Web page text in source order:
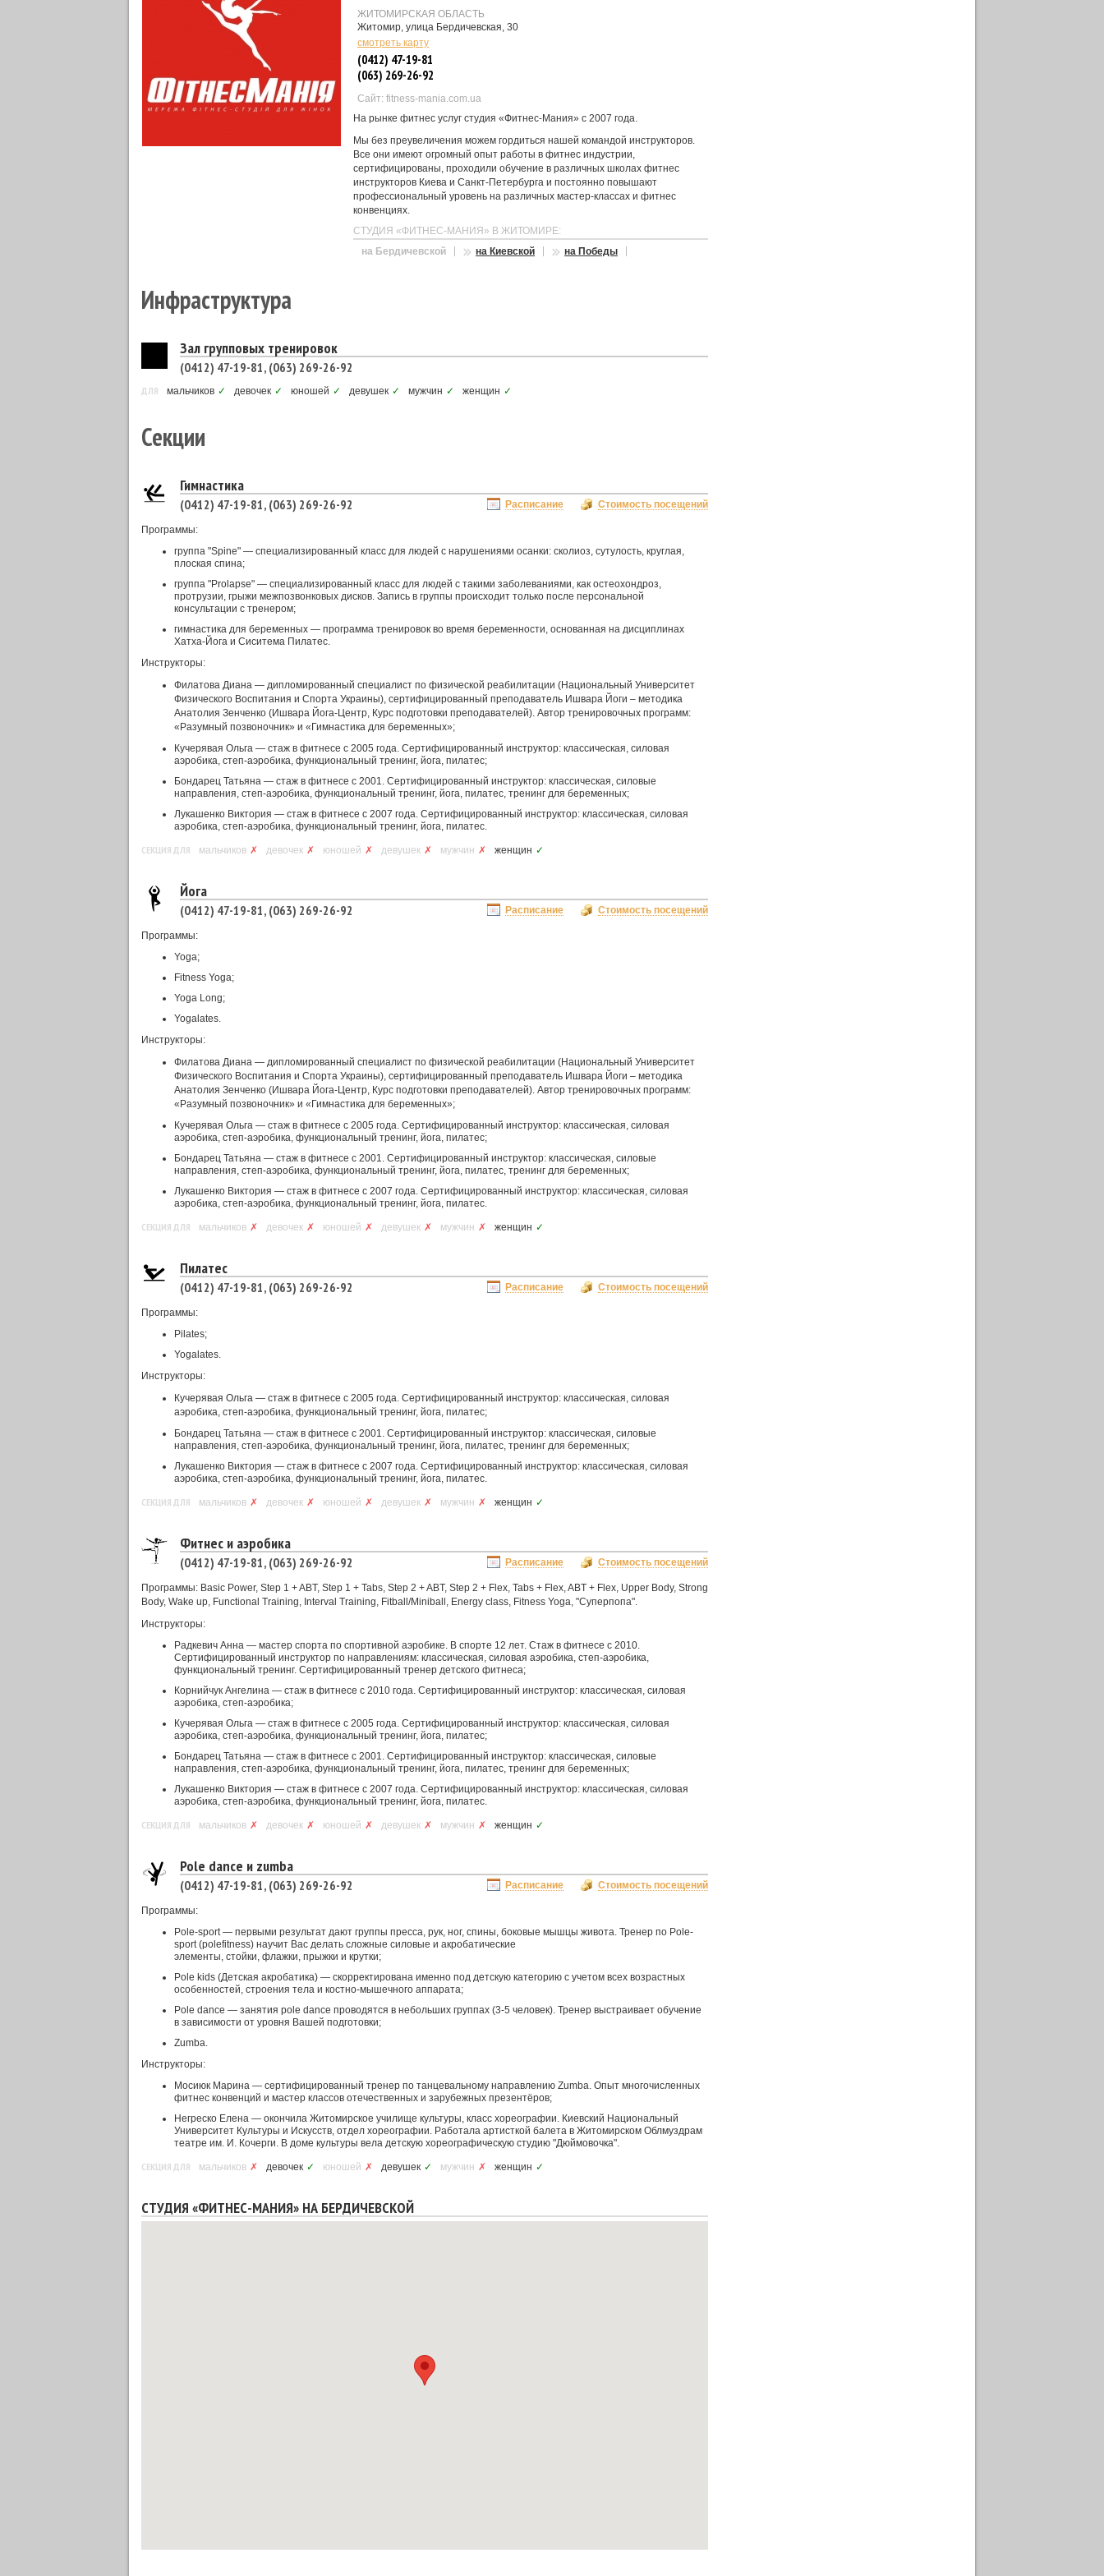
ЖИТОМИРСКАЯ ОБЛАСТЬ
Житомир, улица Бердичевская, 30
смотреть карту
(0412) 47-19-81
(063) 269-26-92
Сайт: fitness-mania.com.ua
На рынке фитнес услуг студия «Фитнес-Мания» с 2007 года.
Мы без преувеличения можем гордиться нашей командой инструкторов.
Все они имеют огромный опыт работы в фитнес индустрии,
сертифицированы, проходили обучение в различных школах фитнес
инструкторов Киева и Санкт-Петербурга и постоянно повышают
профессиональный уровень на различных мастер-классах и фитнес
конвенциях.
СТУДИЯ «ФИТНЕС-МАНИЯ» В ЖИТОМИРЕ:
на Бердичевской
на Киевской на Победы
Инфраструктура
Зал групповых тренировок
(0412) 47-19-81, (063) 269-26-92
ДЛЯ мальчиков ✓ девочек ✓ юношей ✓ девушек ✓ мужчин ✓ женщин ✓
Секции
Гимнастика
Стоимость посещений
Расписание
(0412) 47-19-81, (063) 269-26-92
Программы:
группа "Spine" — специализированный класс для людей с нарушениями осанки: сколиоз, сутулость, круглая,
плоская спина;
группа "Prolapse" — специализированный класс для людей с такими заболеваниями, как остеохондроз,
протрузии, грыжи межпозвонковых дисков. Запись в группы происходит только после персональной
консультации с тренером;
гимнастика для беременных — программа тренировок во время беременности, основанная на дисциплинах
Хатха-Йога и Сиситема Пилатес.
Инструкторы:
Филатова Диана — дипломированный специалист по физической реабилитации (Национальный Университет
Физического Воспитания и Спорта Украины), сертифицированный преподаватель Ишвара Йоги – методика
Анатолия Зенченко (Ишвара Йога-Центр, Курс подготовки преподавателей). Автор тренировочных программ:
«Разумный позвоночник» и «Гимнастика для беременных»;
Кучерявая Ольга — стаж в фитнесе с 2005 года. Сертифицированный инструктор: классическая, силовая
аэробика, степ-аэробика, функциональный тренинг, йога, пилатес;
Бондарец Татьяна — стаж в фитнесе с 2001. Сертифицированный инструктор: классическая, силовые
направления, степ-аэробика, функциональный тренинг, йога, пилатес, тренинг для беременных;
Лукашенко Виктория — стаж в фитнесе с 2007 года. Сертифицированный инструктор: классическая, силовая
аэробика, степ-аэробика, функциональный тренинг, йога, пилатес.
СЕКЦИЯ ДЛЯ мальчиков ✗ девочек ✗ юношей ✗ девушек ✗ мужчин ✗ женщин ✓
Йога
Стоимость посещений
Расписание
(0412) 47-19-81, (063) 269-26-92
Программы:
Yoga;
Fitness Yoga;
Yoga Long;
Yogalates.
Инструкторы:
Филатова Диана — дипломированный специалист по физической реабилитации (Национальный Университет
Физического Воспитания и Спорта Украины), сертифицированный преподаватель Ишвара Йоги – методика
Анатолия Зенченко (Ишвара Йога-Центр, Курс подготовки преподавателей). Автор тренировочных программ:
«Разумный позвоночник» и «Гимнастика для беременных»;
Кучерявая Ольга — стаж в фитнесе с 2005 года. Сертифицированный инструктор: классическая, силовая
аэробика, степ-аэробика, функциональный тренинг, йога, пилатес;
Бондарец Татьяна — стаж в фитнесе с 2001. Сертифицированный инструктор: классическая, силовые
направления, степ-аэробика, функциональный тренинг, йога, пилатес, тренинг для беременных;
Лукашенко Виктория — стаж в фитнесе с 2007 года. Сертифицированный инструктор: классическая, силовая
аэробика, степ-аэробика, функциональный тренинг, йога, пилатес.
СЕКЦИЯ ДЛЯ мальчиков ✗ девочек ✗ юношей ✗ девушек ✗ мужчин ✗ женщин ✓
Пилатес
Стоимость посещений
Расписание
(0412) 47-19-81, (063) 269-26-92
Программы:
Pilates;
Yogalates.
Инструкторы:
Кучерявая Ольга — стаж в фитнесе с 2005 года. Сертифицированный инструктор: классическая, силовая
аэробика, степ-аэробика, функциональный тренинг, йога, пилатес;
Бондарец Татьяна — стаж в фитнесе с 2001. Сертифицированный инструктор: классическая, силовые
направления, степ-аэробика, функциональный тренинг, йога, пилатес, тренинг для беременных;
Лукашенко Виктория — стаж в фитнесе с 2007 года. Сертифицированный инструктор: классическая, силовая
аэробика, степ-аэробика, функциональный тренинг, йога, пилатес.
СЕКЦИЯ ДЛЯ мальчиков ✗ девочек ✗ юношей ✗ девушек ✗ мужчин ✗ женщин ✓
Фитнес и аэробика
Стоимость посещений
Расписание
(0412) 47-19-81, (063) 269-26-92
Программы: Basic Power, Step 1 + ABT, Step 1 + Tabs, Step 2 + ABT, Step 2 + Flex, Tabs + Flex, ABT + Flex, Upper Body, Strong
Body, Wake up, Functional Training, Interval Training, Fitball/Miniball, Energy class, Fitness Yoga, "Суперпопа".
Инструкторы:
Радкевич Анна — мастер спорта по спортивной аэробике. В спорте 12 лет. Стаж в фитнесе с 2010.
Сертифицированный инструктор по направлениям: классическая, силовая аэробика, степ-аэробика,
функциональный тренинг. Сертифицированный тренер детского фитнеса;
Корнийчук Ангелина — стаж в фитнесе с 2010 года. Сертифицированный инструктор: классическая, силовая
аэробика, степ-аэробика;
Кучерявая Ольга — стаж в фитнесе с 2005 года. Сертифицированный инструктор: классическая, силовая
аэробика, степ-аэробика, функциональный тренинг, йога, пилатес;
Бондарец Татьяна — стаж в фитнесе с 2001. Сертифицированный инструктор: классическая, силовые
направления, степ-аэробика, функциональный тренинг, йога, пилатес, тренинг для беременных;
Лукашенко Виктория — стаж в фитнесе с 2007 года. Сертифицированный инструктор: классическая, силовая
аэробика, степ-аэробика, функциональный тренинг, йога, пилатес.
СЕКЦИЯ ДЛЯ мальчиков ✗ девочек ✗ юношей ✗ девушек ✗ мужчин ✗ женщин ✓
Pole dance и zumba
Стоимость посещений
Расписание
(0412) 47-19-81, (063) 269-26-92
Программы:
Pole-sport — первыми результат дают группы пресса, рук, ног, спины, боковые мышцы живота. Тренер по Pole-
sport (polefitness) научит Вас делать сложные силовые и акробатические
элементы, стойки, флажки, прыжки и крутки;
Pole kids (Детская акробатика) — скорректирована именно под детскую категорию с учетом всех возрастных
особенностей, строения тела и костно-мышечного аппарата;
Pole dance — занятия pole dance проводятся в небольших группах (3-5 человек). Тренер выстраивает обучение
в зависимости от уровня Вашей подготовки;
Zumba.
Инструкторы:
Мосиюк Марина — cертифицированный тренер по танцевальному направлению Zumba. Опыт многочисленных
фитнес конвенций и мастер классов отечественных и зарубежных презентёров;
Негреско Елена — окончила Житомирское училище культуры, класс хореографии. Киевский Национальный
Университет Культуры и Искусств, отдел хореографии. Работала артисткой балета в Житомирском Облмуздрам
театре им. И. Кочерги. В доме культуры вела детскую хореографическую студию "Дюймовочка".
СЕКЦИЯ ДЛЯ мальчиков ✗ девочек ✓ юношей ✗ девушек ✓ мужчин ✗ женщин ✓
СТУДИЯ «ФИТНЕС-МАНИЯ» НА БЕРДИЧЕВСКОЙ